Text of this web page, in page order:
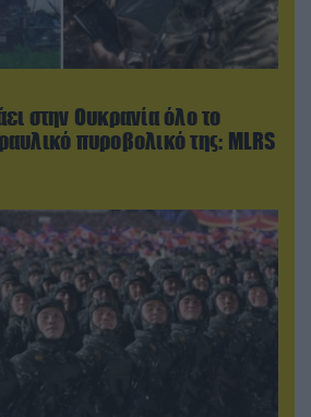
στην Ουκρανία όλο το
πυροβολικό της: MLRS